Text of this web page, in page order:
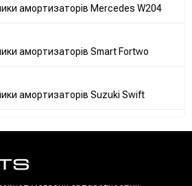
амортизаторів Mercedes W204
амортизаторів Smart Fortwo
амортизаторів Suzuki Swift